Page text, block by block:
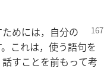
めには，自分の
これは，使う語句を
すことを前もって考